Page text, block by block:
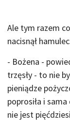
Ale tym razem
nacisnął
- Bożena -
trzęsły - to nie
pieniądze
poprosiła i
nie jest